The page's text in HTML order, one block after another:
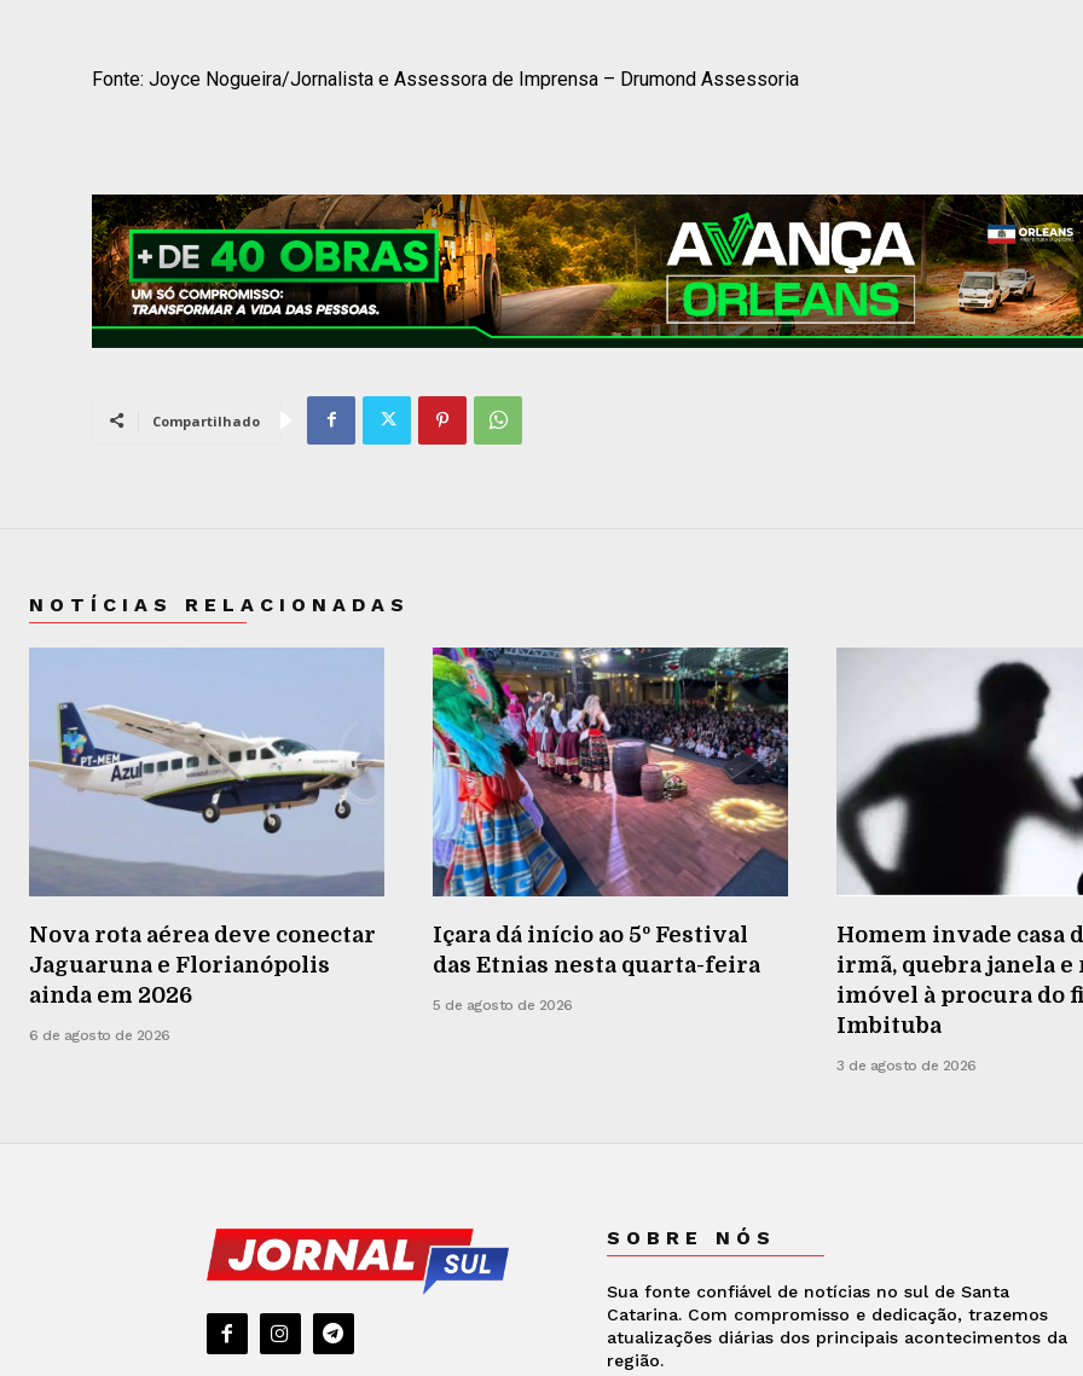
Fonte: Joyce Nogueira/Jornalista e Assessora de Imprensa – Drumond Assessoria
Compartilhado
NOTÍCIAS RELACIONADAS
Nova rota aérea deve conectar
Jaguaruna e Florianópolis
ainda em 2026
6 de agosto de 2026
Içara dá início ao 5º Festival
das Etnias nesta quarta-feira
5 de agosto de 2026
Homem invade casa
irmã, quebra janela
imóvel à procura do
Imbituba
3 de agosto de 2026
SOBRE NÓS
Sua fonte confiável de notícias no sul de Santa
Catarina. Com compromisso e dedicação, trazemos
atualizações diárias dos principais acontecimentos da
região.